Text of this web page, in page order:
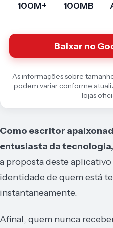
100M+ 100MB
Baixar no
As informações sobre
podem variar conforme
lojas
Como escritor
entusiasta da tecnologia,
a proposta deste
identidade de quem está
instantaneamente.
Afinal, quem nunca